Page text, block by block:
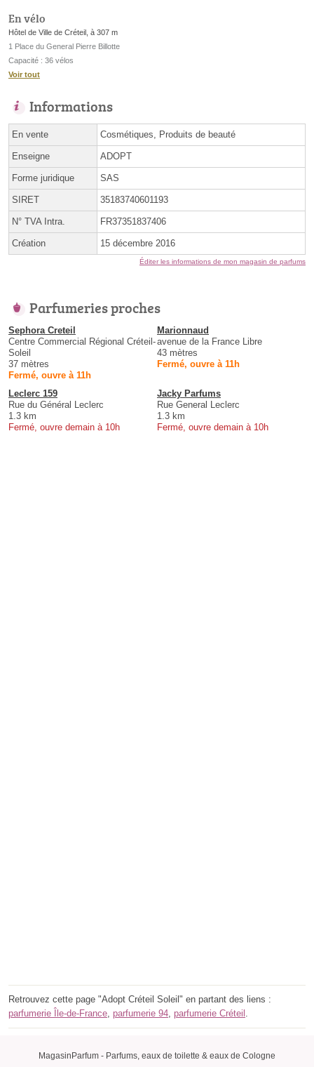
En vélo
Hôtel de Ville de Créteil, à 307 m
1 Place du General Pierre Billotte
Capacité : 36 vélos
Voir tout
Informations
En vente Cosmétiques, Produits de beauté
Enseigne ADOPT
Forme juridique SAS
SIRET 35183740601193
N° TVA Intra. FR37351837406
Création 15 décembre 2016
Éditer les informations de mon magasin de parfums
Parfumeries proches
Sephora Creteil
Centre Commercial Régional Créteil-
Soleil
37 mètres
Fermé, ouvre à 11h
Marionnaud
avenue de la France Libre
43 mètres
Fermé, ouvre à 11h
Leclerc 159
Rue du Général Leclerc
1.3 km
Fermé, ouvre demain à 10h
Jacky Parfums
Rue General Leclerc
1.3 km
Fermé, ouvre demain à 10h
Retrouvez cette page "Adopt Créteil Soleil" en partant des liens :
parfumerie Île-de-France parfumerie 94 parfumerie Créteil
MagasinParfum - Parfums, eaux de toilette & eaux de Cologne